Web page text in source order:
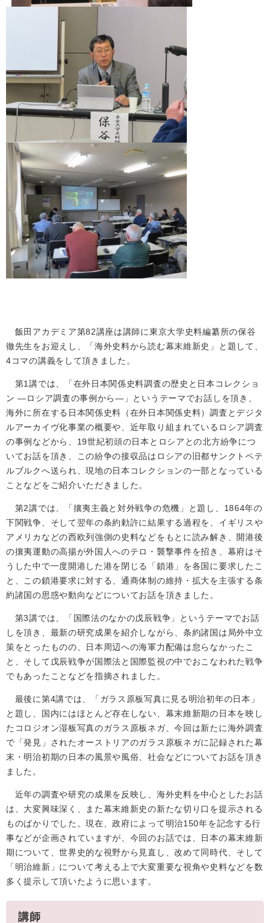
飯田アカデミア第82講座は講師に東京大学史料編纂所の保谷
徹先生をお迎えし、「海外史料から読む幕末維新史」と題して、
4コマの講義をして頂きました。
第1講では、「在外日本関係史料調査の歴史と日本コレクショ
ン ―ロシア調査の事例から―」というテーマでお話しを頂き、
海外に所在する日本関係史料（在外日本関係史料）調査とデジタ
ルアーカイヴ化事業の概要や、近年取り組まれているロシア調査
の事例などから、19世紀初頭の日本とロシアとの北方紛争につ
いてお話を頂き、この紛争の接収品はロシアの旧都サンクトペテ
ルブルクへ送られ、現地の日本コレクションの一部となっている
ことなどをご紹介いただきました。
第2講では、「攘夷主義と対外戦争の危機」と題し、1864年の
下関戦争、そして翌年の条約勅許に結果する過程を、イギリスや
アメリカなどの西欧列強側の史料などをもとに読み解き、開港後
の攘夷運動の高揚が外国人へのテロ・襲撃事件を招き、幕府はそ
うした中で一度開港した港を閉じる「鎖港」を各国に要求したこ
と、この鎖港要求に対する、通商体制の維持・拡大を主張する条
約諸国の思惑や動向などについてお話を頂きました。
第3講では、「国際法のなかの戊辰戦争」というテーマでお話
しを頂き、最新の研究成果を紹介しながら、条約諸国は局外中立
策をとったものの、日本周辺への海軍力配備は怠らなかったこ
と、そして戊辰戦争が国際法と国際監視の中でおこなわれた戦争
でもあったことなどを指摘されました。
最後に第4講では、「ガラス原板写真に見る明治初年の日本」
と題し、国内にはほとんど存在しない、幕末維新期の日本を映し
たコロジオン湿板写真のガラス原板ネガ、今回は新たに海外調査
で「発見」されたオーストリアのガラス原板ネガに記録された幕
末・明治初期の日本の風景や風俗、社会などについてお話を頂き
ました。
近年の調査や研究の成果を反映し、海外史料を中心としたお話
は、大変興味深く、また幕末維新史の新たな切り口を提示される
ものばかりでした。現在、政府によって明治150年を記念する行
事などが企画されていますが、今回のお話では、日本の幕末維新
期について、世界史的な視野から見直し、改めて同時代、そして
「明治維新」について考える上で大変重要な視角や史料などを数
多く提示して頂いたように思います。
講師